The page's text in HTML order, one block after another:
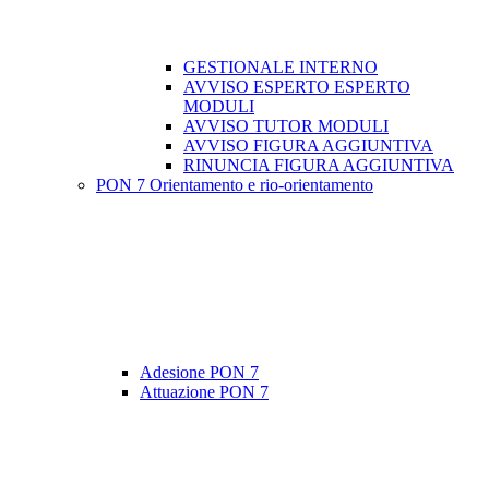
GESTIONALE INTERNO
AVVISO ESPERTO ESPERTO
MODULI
AVVISO TUTOR MODULI
AVVISO FIGURA AGGIUNTIVA
RINUNCIA FIGURA AGGIUNTIVA
PON 7 Orientamento e rio-orientamento
Adesione PON 7
Attuazione PON 7